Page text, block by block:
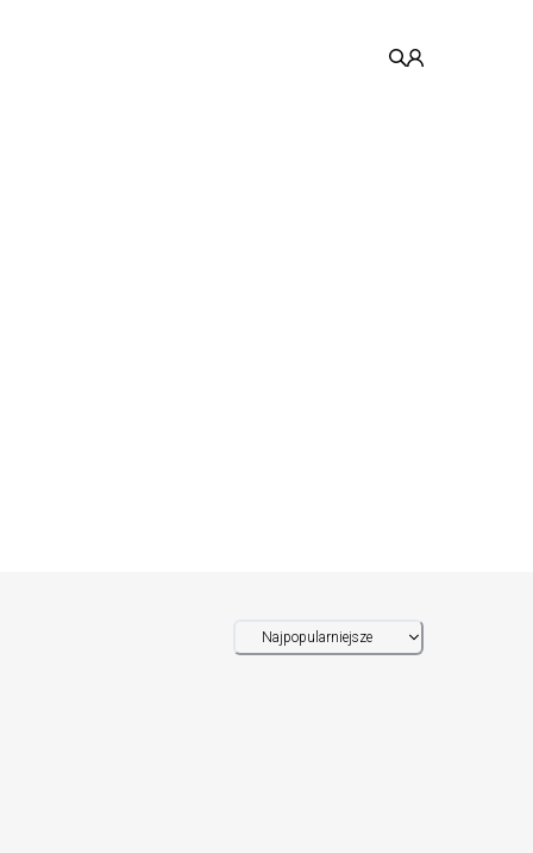
Najpopularniejsze